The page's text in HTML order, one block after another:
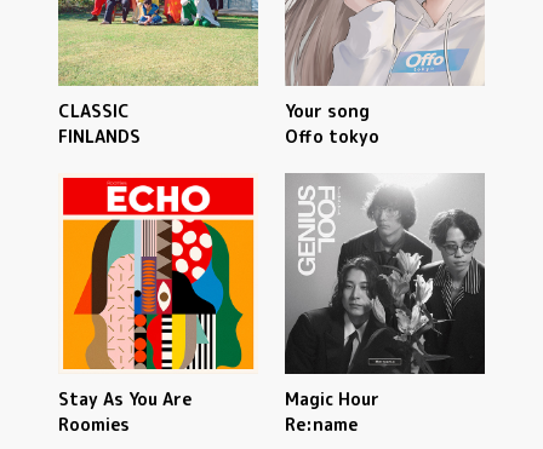
CLASSIC
FINLANDS
Your song
Offo tokyo
Stay As You Are
Roomies
Magic Hour
Re:name